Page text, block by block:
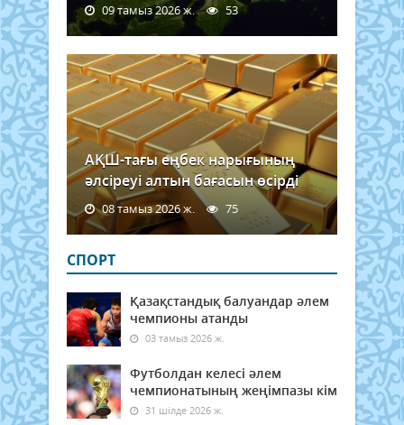
09 тамыз 2026 ж. 53
АҚШ-тағы еңбек нарығының
әлсіреуі алтын бағасын өсірді
08 тамыз 2026 ж. 75
СПОРТ
Қазақстандық балуандар әлем
чемпионы атанды
03 тамыз 2026 ж.
Футболдан келесі әлем
чемпионатының жеңімпазы кім
31 шілде 2026 ж.